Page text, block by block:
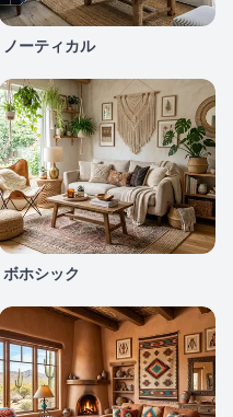
ノーティカル
ボホシック